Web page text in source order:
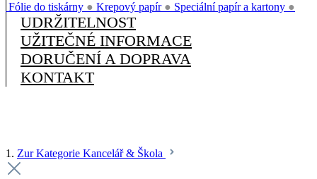
Fólie do tiskárny ● Krepový papír ● Speciální papír a kartony ●
UDRŽITELNOST
UŽITEČNÉ INFORMACE
DORUČENÍ A DOPRAVA
KONTAKT
1. Zur Kategorie Kancelář & Škola